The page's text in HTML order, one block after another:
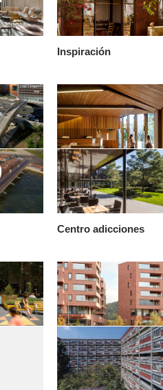
Inspiración
Centro adicciones